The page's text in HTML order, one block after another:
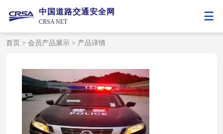
中国道路交通安全网
CRSA NET
首页 > 会员产品展示 > 产品详情